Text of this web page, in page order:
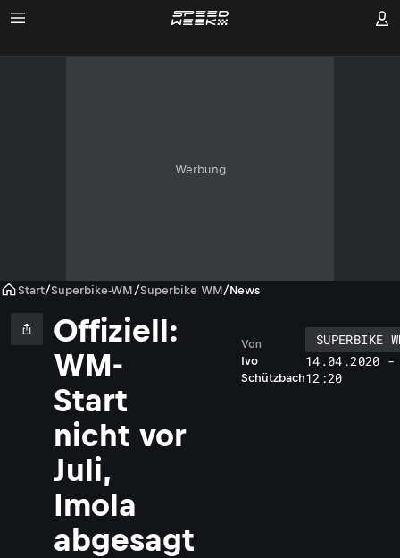
Werbung
Start/Superbike-WM /Superbike WM/News
Offiziell:
WM-
Start
nicht vor
Juli,
Imola
abgesagt
Ivo
Schützbach
Von
SUPERBIKE
14.04.2020 -
12:20